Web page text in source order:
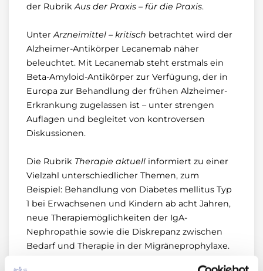
der RubrikAus der Praxis – für die Praxis.
Unter Arzneimittel – kritisch betrachtet wird der
Alzheimer-Antikörper Lecanemab näher
beleuchtet. Mit Lecanemab steht erstmals ein
Beta-Amyloid-Antikörper zur Verfügung, der in
Europa zur Behandlung der frühen Alzheimer-
Erkrankung zugelassen ist – unter strengen
Auflagen und begleitet von kontroversen
Diskussionen.
Die Rubrik Therapie aktuell informiert zu einer
Vielzahl unterschiedlicher Themen, zum
Beispiel: Behandlung von Diabetes mellitus Typ
1 bei Erwachsenen und Kindern ab acht Jahren,
neue Therapiemöglichkeiten der IgA-
Nephropathie sowie die Diskrepanz zwischen
Bedarf und Therapie in der Migräneprophylaxe.